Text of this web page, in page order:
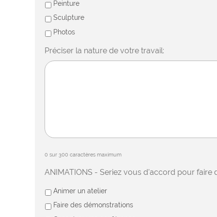
Peinture
Sculpture
Photos
Préciser la nature de votre travail:
0 sur 300 caractères maximum
ANIMATIONS - Seriez vous d'accord pour faire
Animer un atelier
Faire des démonstrations